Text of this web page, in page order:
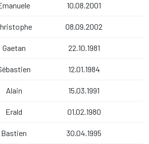
10.08.2001
08.09.2002
Gaetan 22.10.1981
12.01.1984
Alain 15.03.1991
Erald 01.02.1980
Bastien 30.04.1995